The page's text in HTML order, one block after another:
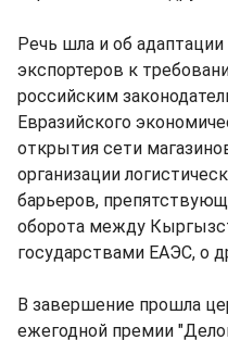
Речь шла и об
экспортеров к
российским
Евразийского
открытия сети
организации
барьеров,
оборота между
государствами ЕАЭС, о
В завершение прошла
ежегодной премии